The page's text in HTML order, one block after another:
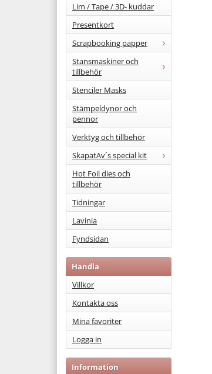
Lim / Tape / 3D- kuddar
Presentkort
Scrapbooking papper
Stansmaskiner och
tillbehör
Stenciler Masks
Stämpeldynor och
pennor
Verktyg och tillbehör
SkapatAv´s special kit
Hot Foil dies och
tillbehör
Tidningar
Lavinia
Fyndsidan
Handla
Villkor
Kontakta oss
Mina favoriter
Logga in
Information